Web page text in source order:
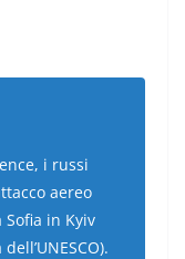
i russi
aereo
in Kyiv